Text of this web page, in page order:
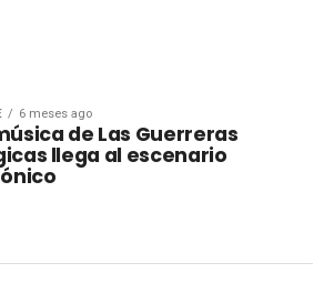
6 meses ago
de Las Guerreras
llega al escenario